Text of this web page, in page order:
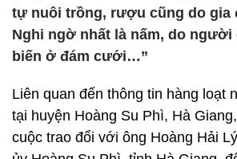
tự nuôi trồng, rượu cũng do gia
Nghi ngờ nhất là nấm, do người
biến ở đám cưới…”
Liên quan đến thông tin hàng loạt
tại huyện Hoàng Su Phì, Hà
cuộc trao đổi với ông Hoàng Hải